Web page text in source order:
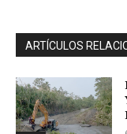
ARTÍCULOS